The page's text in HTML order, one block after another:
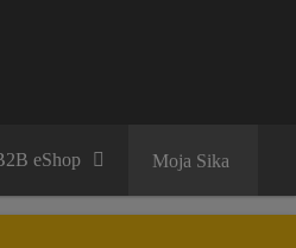
eShop Moja Sika